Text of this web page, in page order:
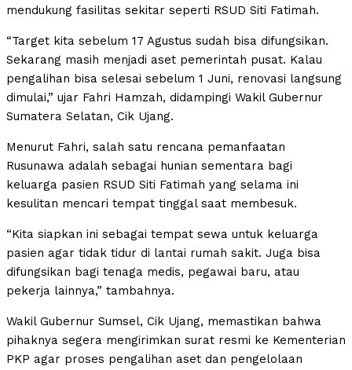
mendukung fasilitas sekitar seperti RSUD Siti Fatimah.
“Target kita sebelum 17 Agustus sudah bisa difungsikan.
Sekarang masih menjadi aset pemerintah pusat. Kalau
pengalihan bisa selesai sebelum 1 Juni, renovasi langsung
dimulai,” ujar Fahri Hamzah, didampingi Wakil Gubernur
Sumatera Selatan, Cik Ujang.
Menurut Fahri, salah satu rencana pemanfaatan
Rusunawa adalah sebagai hunian sementara bagi
keluarga pasien RSUD Siti Fatimah yang selama ini
kesulitan mencari tempat tinggal saat membesuk.
“Kita siapkan ini sebagai tempat sewa untuk keluarga
pasien agar tidak tidur di lantai rumah sakit. Juga bisa
difungsikan bagi tenaga medis, pegawai baru, atau
pekerja lainnya,” tambahnya.
Wakil Gubernur Sumsel, Cik Ujang, memastikan bahwa
pihaknya segera mengirimkan surat resmi ke Kementerian
PKP agar proses pengalihan aset dan pengelolaan